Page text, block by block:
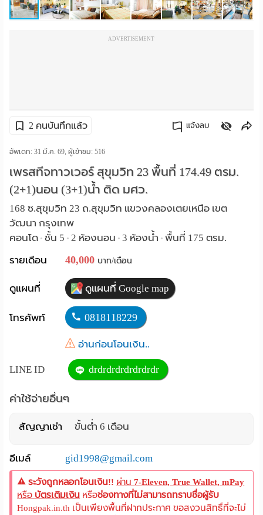
ห้อง
โฆษณา
ลง
ประกาศ
ฟรี
Language
ADVERTISEMENT
2 คนบันทึกแล้ว แจ้งลบ
อัพเดท: 31 มี.ค. 69, ผู้เข้าชม:516
เพรสทีจทาวเวอร์ สุขุมวิท 23 พื้นที่ 174.49 ตรม.
(2+1)นอน (3+1)น้ำ ติด มศว.
168 ซ.สุขุมวิท 23 ถ.สุขุมวิท แขวงคลองเตยเหนือ เขต
วัฒนา กรุงเทพ
คอนโด • ชั้น 5 • 2 ห้องนอน • 3 ห้องน้ำ • พื้นที่ 175 ตรม.
รายเดือน
40,000 บาท/เดือน
ดูแผนที่ ดูแผนที่ Google map
โทรศัพท์ 0818118229
อ่านก่อนโอนเงิน..
LINE ID drdrdrdrdrdrdrdr
ค่าใช้จ่ายอื่นๆ
สัญญาเช่า ขั้นต่ำ 6 เดือน
อีเมล์ gid1998@gmail.com
ระวังถูกหลอกโอนเงิน!! ผ่าน7-Eleven, True Wallet, mPay
หรือ บัตรเติมเงิน หรือช่องทางที่ไม่สามารถทราบชื่อผู้รับ
Hongpak.in.th เป็นเพียงพื้นที่ฝากประกาศ ขอสงวนสิทธิ์ที่จะไม่